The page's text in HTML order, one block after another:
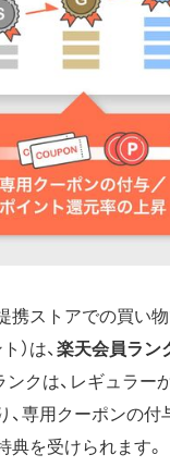
携ストアでの買い
）は、 楽天会員ラン
ンクは、レギュラー
、専用クーポンの付
典を受けられます。